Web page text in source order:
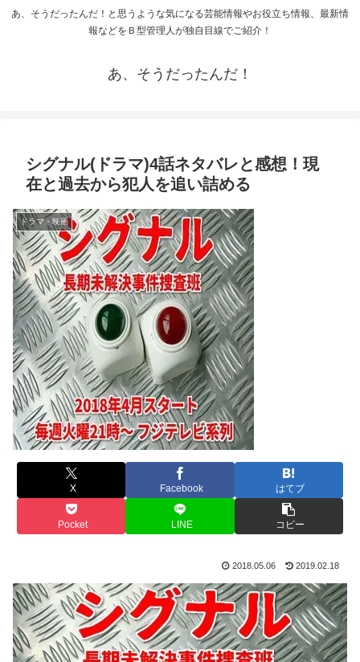
あ、そうだったんだ！と思うような気になる芸能情報やお役立ち情報、最新情
報などをＢ型管理人が独自目線でご紹介！
あ、そうだったんだ！
シグナル(ドラマ)4話ネタバレと感想！現
在と過去から犯人を追い詰める
ドラマ・映画
X Facebook はてブ
Pocket LINE コピー
2018.05.06 2019.02.18